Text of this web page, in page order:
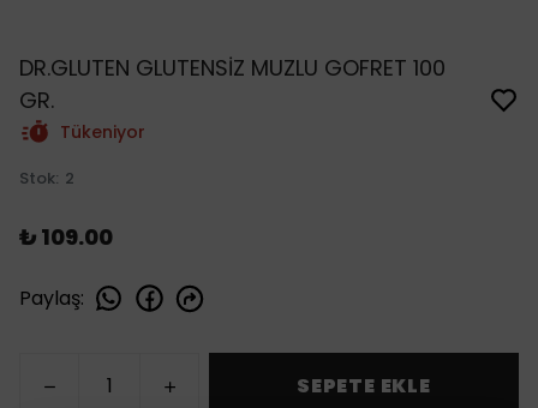
DR.GLUTEN GLUTENSİZ MUZLU GOFRET 100
GR.
Tükeniyor
Stok: 2
₺ 109.00
Paylaş:
SEPETE EKLE